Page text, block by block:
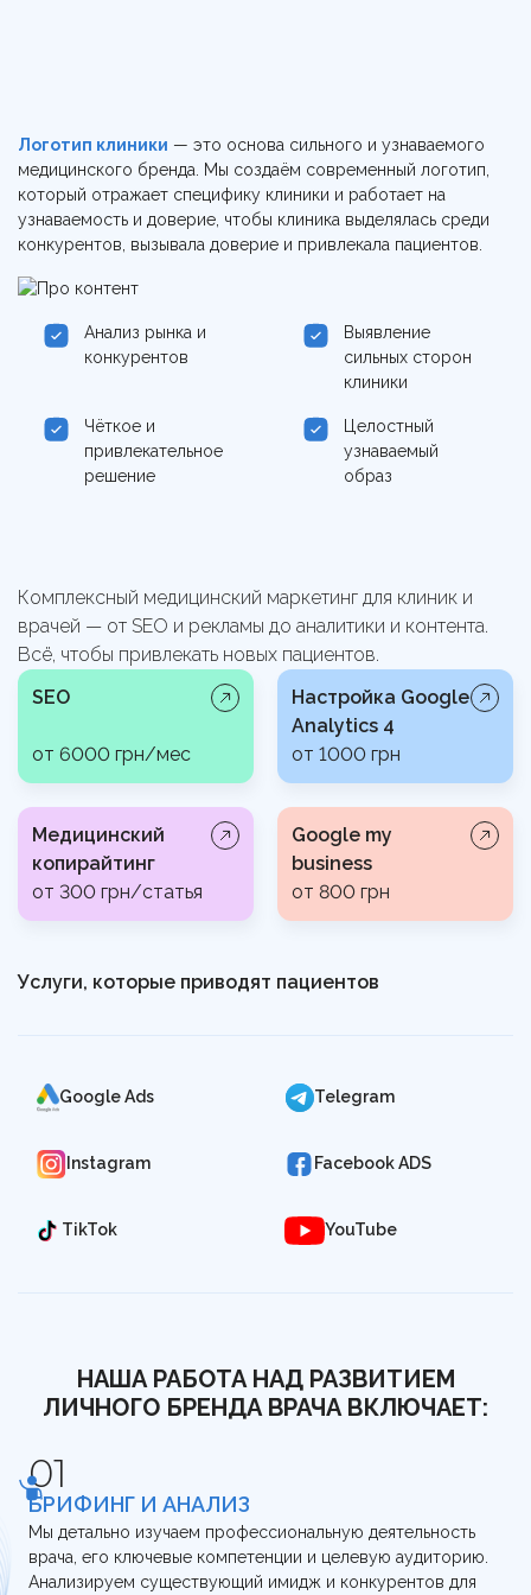
Логотип клиники — это основа сильного и узнаваемого
медицинского бренда. Мы создаём современный логотип,
который отражает специфику клиники и работает на
узнаваемость и доверие, чтобы клиника выделялась среди
конкурентов, вызывала доверие и привлекала пациентов.
Анализ рынка и
конкурентов
Выявление
сильных сторон
клиники
Чёткое и
привлекательное
решение
Целостный
узнаваемый
образ
Комплексный медицинский маркетинг для клиник и
врачей — от SEO и рекламы до аналитики и контента.
Всё, чтобы привлекать новых пациентов.
SEO
от 6000 грн/мес
Настройка Google
Analytics 4
от 1000 грн
Медицинский
копирайтинг
от 300 грн/статья
Google my
business
от 800 грн
Услуги, которые приводят пациентов
Google Ads Telegram
Instagram Facebook ADS
TikTok YouTube
НАША РАБОТА НАД РАЗВИТИЕМ
ЛИЧНОГО БРЕНДА ВРАЧА ВКЛЮЧАЕТ:
БРИФИНГ И АНАЛИЗ
Мы детально изучаем профессиональную деятельность
врача, его ключевые компетенции и целевую аудиторию.
Анализируем существующий имидж и конкурентов для